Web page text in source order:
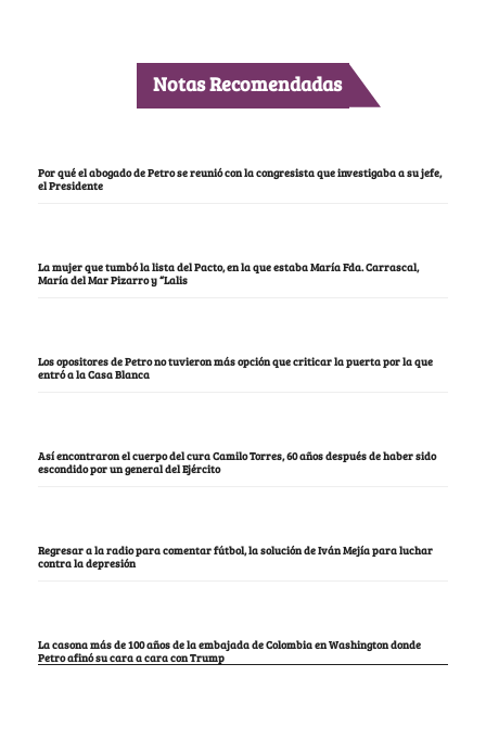
Notas Recomendadas
Por qué el abogado de Petro se reunió con la congresista que investigaba a su jefe,
el Presidente
La mujer que tumbó la lista del Pacto, en la que estaba María Fda. Carrascal,
María del Mar Pizarro y “Lalis
Los opositores de Petro no tuvieron más opción que criticar la puerta por la que
entró a la Casa Blanca
Así encontraron el cuerpo del cura Camilo Torres, 60 años después de haber sido
escondido por un general del Ejército
Regresar a la radio para comentar fútbol, la solución de Iván Mejía para luchar
contra la depresión
La casona más de 100 años de la embajada de Colombia en Washington donde
Petro afinó su cara a cara con Trump